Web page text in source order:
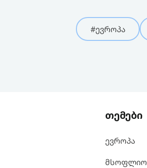
#ევროპა
თემები
ევროპა
მსოფლიო